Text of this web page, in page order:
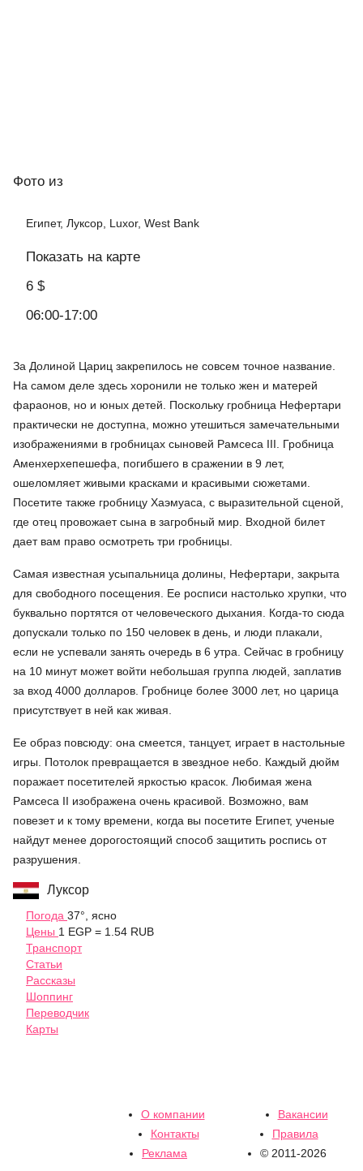
Фото из
Египет, Луксор, Luxor, West Bank
Показать на карте
6 $
06:00-17:00
За Долиной Цариц закрепилось не совсем точное название.
На самом деле здесь хоронили не только жен и матерей
фараонов, но и юных детей. Поскольку гробница Нефертари
практически не доступна, можно утешиться замечательными
изображениями в гробницах сыновей Рамсеса III. Гробница
Аменхерхепешефа, погибшего в сражении в 9 лет,
ошеломляет живыми красками и красивыми сюжетами.
Посетите также гробницу Хаэмуаса, с выразительной сценой,
где отец провожает сына в загробный мир. Входной билет
дает вам право осмотреть три гробницы.
Самая известная усыпальница долины, Нефертари, закрыта
для свободного посещения. Ее росписи настолько хрупки, что
буквально портятся от человеческого дыхания. Когда-то сюда
допускали только по 150 человек в день, и люди плакали,
если не успевали занять очередь в 6 утра. Сейчас в гробницу
на 10 минут может войти небольшая группа людей, заплатив
за вход 4000 долларов. Гробнице более 3000 лет, но царица
присутствует в ней как живая.
Ее образ повсюду: она смеется, танцует, играет в настольные
игры. Потолок превращается в звездное небо. Каждый дюйм
поражает посетителей яркостью красок. Любимая жена
Рамсеса II изображена очень красивой. Возможно, вам
повезет и к тому времени, когда вы посетите Египет, ученые
найдут менее дорогостоящий способ защитить роспись от
разрушения.
Луксор
Погода 37°, ясно
Цены 1 EGP = 1.54 RUB
Транспорт
Статьи
Рассказы
Шоппинг
Переводчик
Карты
О компании
Вакансии
Контакты
Правила
Реклама
© 2011-2026